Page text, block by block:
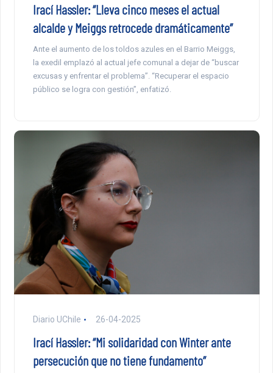
Irací Hassler: “Lleva cinco meses el actual
alcalde y Meiggs retrocede dramáticamente”
Ante el aumento de los toldos azules en el Barrio Meiggs,
la exedil emplazó al actual jefe comunal a dejar de “buscar
excusas y enfrentar el problema”. “Recuperar el espacio
público se logra con gestión”, enfatizó.
Diario UChile 26-04-2025
Irací Hassler: “Mi solidaridad con Winter ante
persecución que no tiene fundamento”